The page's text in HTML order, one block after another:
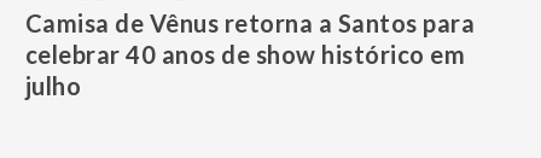
Camisa de Vênus retorna a Santos para
celebrar 40 anos de show histórico em
julho